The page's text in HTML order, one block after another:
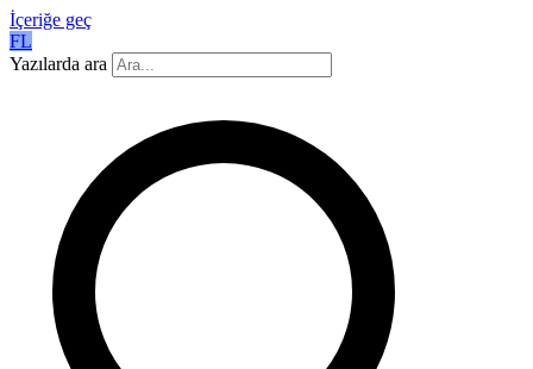
İçeriğe geç
FL
Yazılarda ara